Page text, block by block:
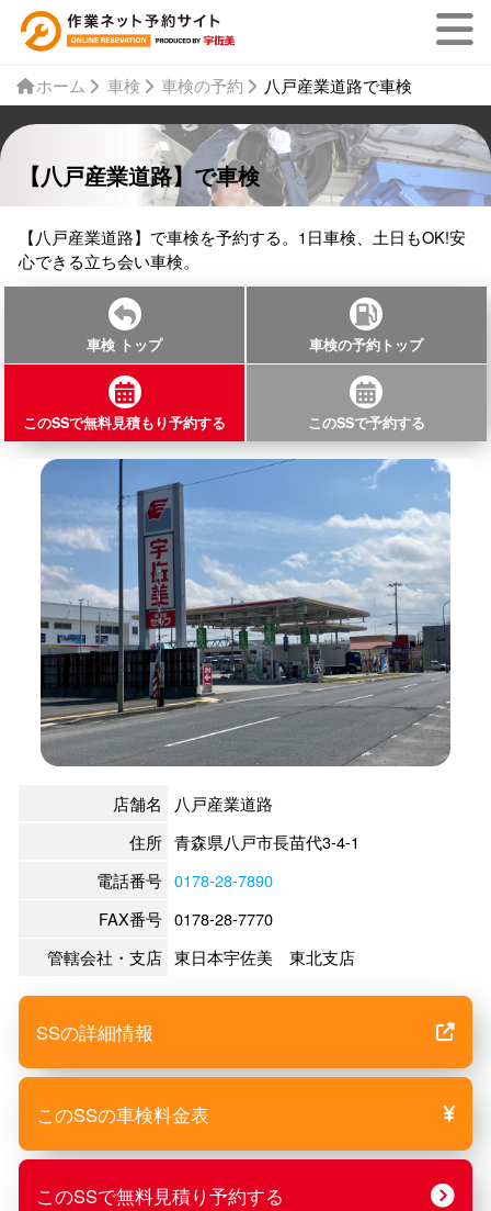
ホーム 車検 車検の予約 八戸産業道路で車検
【八戸産業道路】で車検
【八戸産業道路】で車検を予約する。1日車検、土日もOK!安
心できる立ち会い車検。
車検 トップ 車検の予約トップ
このSSで無料見積もり予約する このSSで予約する
店舗名
八戸産業道路
住所 青森県八戸市長苗代3-4-1
電話番号 0178-28-7890
FAX番号 0178-28-7770
管轄会社・支店 東日本宇佐美 東北支店
SSの詳細情報
このSSの車検料金表
このSSで無料見積り予約する